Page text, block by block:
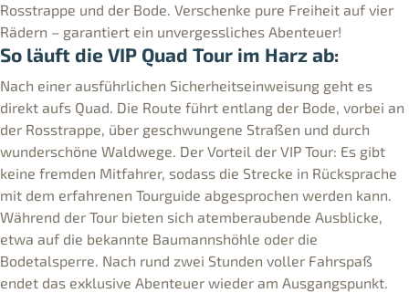
Rosstrappe und der Bode. Verschenke pure Freiheit auf vier
Rädern – garantiert ein unvergessliches Abenteuer!
So läuft die VIP Quad Tour im Harz ab:
Nach einer ausführlichen Sicherheitseinweisung geht es
direkt aufs Quad. Die Route führt entlang der Bode, vorbei an
der Rosstrappe, über geschwungene Straßen und durch
wunderschöne Waldwege. Der Vorteil der VIP Tour: Es gibt
keine fremden Mitfahrer, sodass die Strecke in Rücksprache
mit dem erfahrenen Tourguide abgesprochen werden kann.
Während der Tour bieten sich atemberaubende Ausblicke,
etwa auf die bekannte Baumannshöhle oder die
Bodetalsperre. Nach rund zwei Stunden voller Fahrspaß
endet das exklusive Abenteuer wieder am Ausgangspunkt.